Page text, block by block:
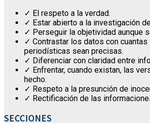
✓ El respeto a la verdad.
✓ Estar abierto a la investigación
✓ Perseguir la objetividad aunque
✓ Contrastar los datos con cuantas
periodísticas sean precisas.
✓ Diferenciar con claridad entre
✓ Enfrentar, cuando existan, las
hecho.
✓ Respeto a la presunción de
✓ Rectificación de las
SECCIONES